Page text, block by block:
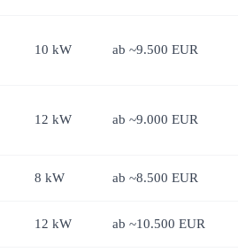
10 kW ab ~9.500 EUR
12 kW ab ~9.000 EUR
8 kW ab ~8.500 EUR
12 kW ab ~10.500 EUR